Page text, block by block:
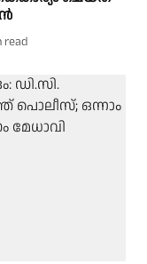
read